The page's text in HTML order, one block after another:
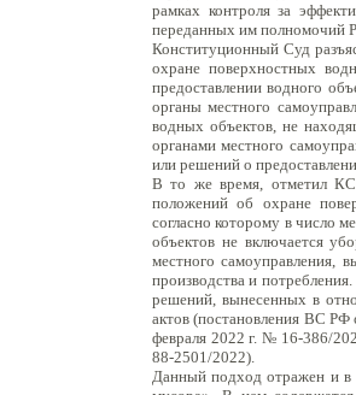
рамках контроля за
переданных им полномочий
Конституционный Суд
охране поверхностных
предоставлении водного
органы местного
водных объектов, не
органами местного
или решений о
В то же время, отметил КС,
положений об охране
согласно которому в число
объектов не включается
местного самоуправления,
производства и
решений, вынесенных в
актов (постановления ВС
февраля 2022 г. № 16-386/
88-2501/2022).
Данный подход отражен и